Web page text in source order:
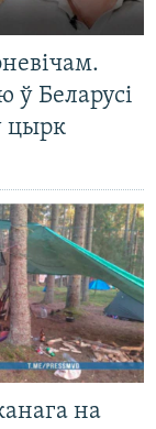
ў Беларусі
цырк
на